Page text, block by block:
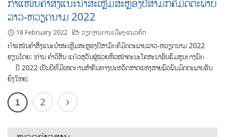
ກຳແໜ້ນຄຳສັ່ງແນະນຳສະເຫຼີມສະຫຼອງປີສາມັກຄີມິດຕະພາບ
ລາວ-ຫວຽດນາມ 2022
18 February 2022 ວຽກງານການເມືອງ-ແນວຄິດ
ກຳແໜ້ນຄຳສັ່ງແນະນຳສະເຫຼີມສະຫຼອງປີສາມັກຄີມິດຕະພາບລາວ-ຫວຽດນາມ 2022
ຂຽນໂດຍ: ທ່ານ ຄຳວິສັນ ແກ້ວສຸວັນຜູ້ຊ່ວຍຫົວໜ້າຄະນະໂຄສະນາອົບຮົມສູນກາງພັກ
ປີ 2022 ເປັນປີທີ່ມີເຫດການສຳຄັນທາງປະຫວັດສາດແຫ່ງສາຍພົວພັນມິດຕະພາບອັນ
ຍິ່ງໃຫຍ່;
1 2